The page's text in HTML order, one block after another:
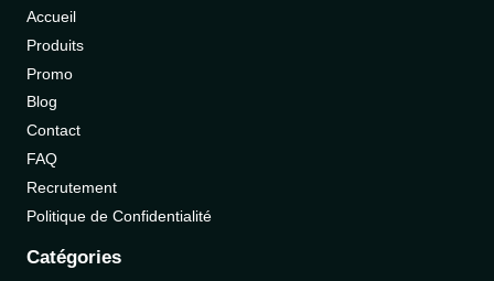
Accueil
Produits
Promo
Blog
Contact
FAQ
Recrutement
Politique de Confidentialité
Catégories